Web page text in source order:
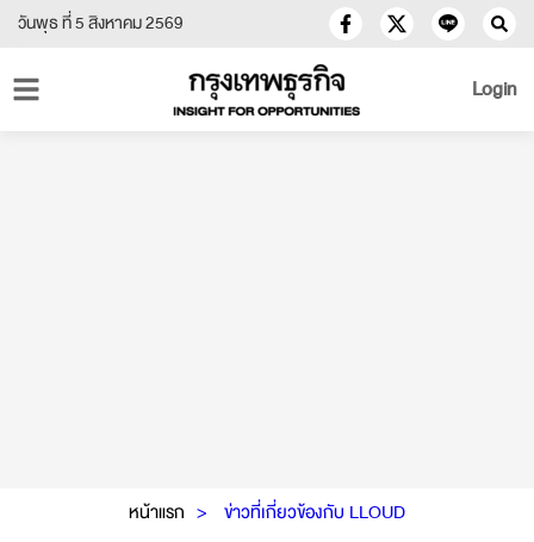
วันพุธ ที่ 5 สิงหาคม 2569
Login
หน้าแรก ข่าวที่เกี่ยวข้องกับ LLOUD